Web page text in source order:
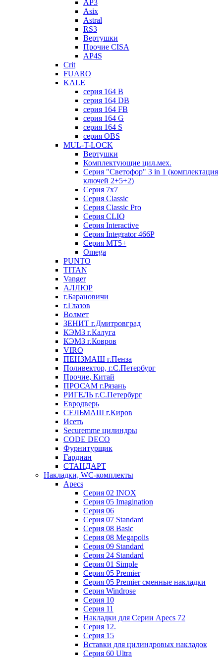
AP3
Asix
Astral
RS3
Вертушки
Прочие CISA
AP4S
Crit
FUARO
KALE
серия 164 B
серия 164 DB
серия 164 FB
серия 164 G
серия 164 S
серия OBS
MUL-T-LOCK
Вертушки
Комплектующие цил.мех.
Серия "Светофор" 3 in 1 (комплектация
ключей 2+5+2)
Серия 7х7
Серия Classic
Серия Classic Pro
Серия CLIQ
Серия Interactive
Серия Integrator 466P
Серия MT5+
Omega
PUNTO
TITAN
Vanger
АЛЛЮР
г.Барановичи
г.Глазов
Волмет
ЗЕНИТ г.Дмитровград
КЭМЗ г.Калуга
КЭМЗ г.Ковров
VIRO
ПЕНЗМАШ г.Пенза
Поливектор, г.С.Петербург
Прочие, Китай
ПРОСАМ г.Рязань
РИГЕЛЬ г.С.Петербург
Евродверь
СЕЛЬМАШ г.Киров
Исеть
Securemme цилиндры
CODE DECO
Фурнитурщик
Гардиан
СТАНДАРТ
Накладки, WC-комплекты
Apecs
Cерия 02 INOX
Cерия 05 Imagination
Cерия 06
Cерия 07 Standard
Cерия 08 Basic
Cерия 08 Megapolis
Cерия 09 Standard
Cерия 24 Standard
Серия 01 Simple
Серия 05 Premier
Серия 05 Premier сменные накладки
Cерия Windrose
Серия 10
Серия 11
Накладки для Серии Apecs 72
Серия 12.
Серия 15
Вставки для цилиндровых накладок
Серия 60 Ultra